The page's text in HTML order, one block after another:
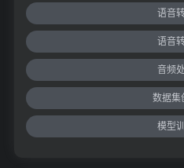
语音
语音
音频
数据集
模型